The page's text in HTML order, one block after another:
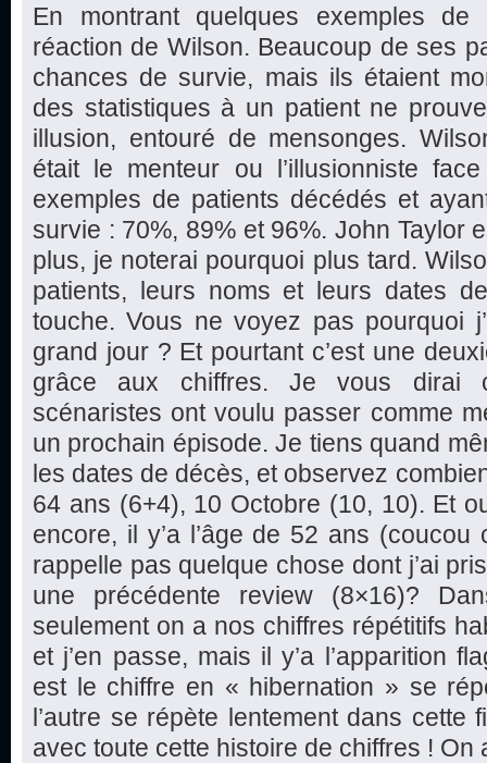
En montrant quelques exemples
réaction de Wilson. Beaucoup de ses
chances de survie, mais ils étaient
des statistiques à un patient ne
illusion, entouré de mensonges.
était le menteur ou l’illusionniste
exemples de patients décédés et
survie : 70%, 89% et 96%. John Taylor
plus, je noterai pourquoi plus tard.
patients, leurs noms et leurs dates
touche. Vous ne voyez pas pourquoi
grand jour ? Et pourtant c’est une
grâce aux chiffres. Je vous dirai
scénaristes ont voulu passer comme
un prochain épisode. Je tiens quand
les dates de décès, et observez
64 ans (6+4), 10 Octobre (10, 10). Et
encore, il y’a l’âge de 52 ans
rappelle pas quelque chose dont j’ai
une précédente review (8×16)?
seulement on a nos chiffres répétitifs
et j’en passe, mais il y’a l’apparition
est le chiffre en « hibernation » se
l’autre se répète lentement dans cette
avec toute cette histoire de chiffres !